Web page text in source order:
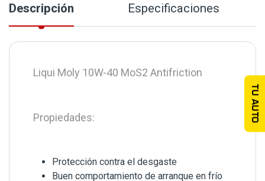
Descripción Especificaciones
Liqui Moly 10W-40 MoS2 Antifriction
Propiedades:
Protección contra el desgaste
Buen comportamiento de arranque en frío
TU AUTO